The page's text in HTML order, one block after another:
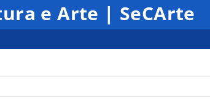
e Arte | SeCArte